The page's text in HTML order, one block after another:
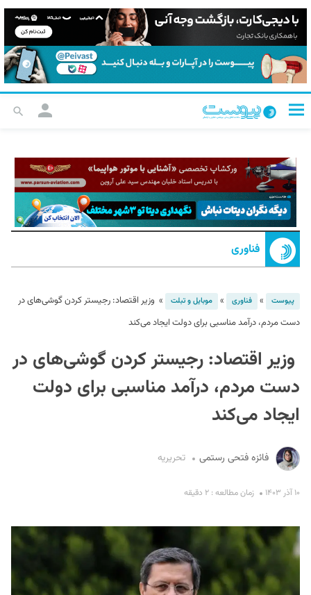
فناوری
پیوست » فناوری » موبایل و تبلت » وزیر اقتصاد: رجیستر کردن گوشی‌های در
دست مردم، درآمد مناسبی برای دولت ایجاد می‌کند
وزیر اقتصاد: رجیستر کردن گوشی‌های در
دست مردم، درآمد مناسبی برای دولت
ایجاد می‌کند
فائزه فتحی رستمی تحریریه
۱۰ آذر ۱۴۰۳ زمان مطالعه : ۲ دقیقه